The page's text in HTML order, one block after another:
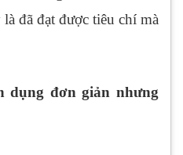
đã đạt được tiêu chí mà
dụng đơn giản nhưng